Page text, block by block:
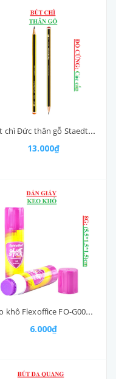
Bút chì Đức thân gỗ Staedtler Noris Nr.120
13.000₫
Keo khô Flexoffice FO-G006 thỏi 8g
6.000₫